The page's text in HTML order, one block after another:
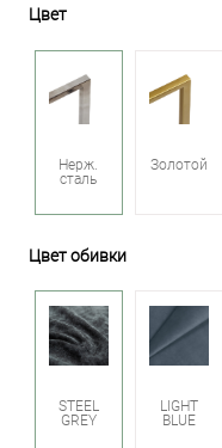
Цвет
Нерж.
сталь
Золотой
Цвет обивки
STEEL
GREY
LIGHT
BLUE